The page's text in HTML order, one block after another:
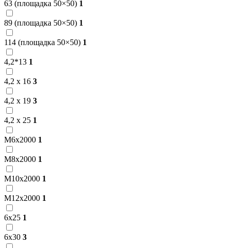
63 (площадка 50×50) 1
89 (площадка 50×50) 1
114 (площадка 50×50) 1
4,2*13 1
4,2 х 16 3
4,2 х 19 3
4,2 х 25 1
М6х2000 1
М8х2000 1
М10х2000 1
М12х2000 1
6х25 1
6х30 3